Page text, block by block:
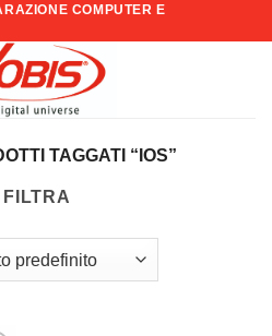
COMPUTER E
TAGGATI “IOS”
FILTRA